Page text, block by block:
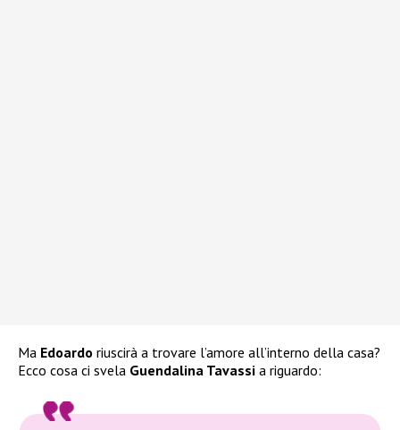
Ma Edoardo riuscirà a trovare l’amore all’interno della casa?
Ecco cosa ci svela Guendalina Tavassi a riguardo: